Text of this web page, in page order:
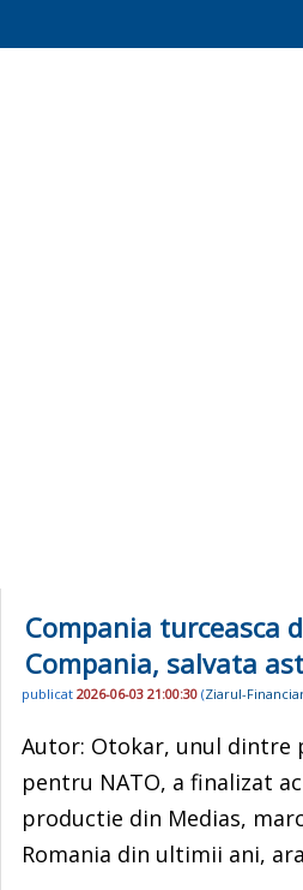
Compania turceasca
Compania, salvata
publicat 2026-06-03 21:00:30 (Ziarul-
Autor: Otokar, unul
pentru NATO, a finalizat
productie din Medias,
Romania din ultimii ani,